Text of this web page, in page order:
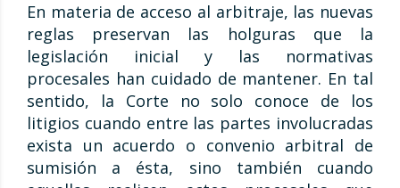
En materia de acceso al arbitraje, las nuevas
reglas preservan las holguras que la
legislación inicial y las normativas
procesales han cuidado de mantener. En tal
sentido, la Corte no solo conoce de los
litigios cuando entre las partes involucradas
exista un acuerdo o convenio arbitral de
sumisión a ésta, sino también cuando